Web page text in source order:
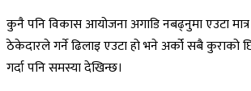
कुनै पनि विकास आयोजना अगाडि नबढ्नुमा एउटा
ठेकेदारले गर्ने ढिलाइ एउटा हो भने अर्को सबै कुराको
गर्दा पनि समस्या देखिन्छ।